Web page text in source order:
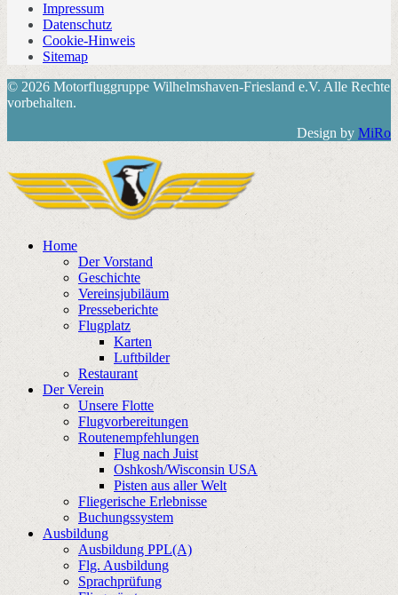
Impressum
Datenschutz
Cookie-Hinweis
Sitemap
© 2026 Motorfluggruppe Wilhelmshaven-Friesland e.V. Alle Rechte
vorbehalten.
Design by MiRo
Home
Der Vorstand
Geschichte
Vereinsjubiläum
Presseberichte
Flugplatz
Karten
Luftbilder
Restaurant
Der Verein
Unsere Flotte
Flugvorbereitungen
Routenempfehlungen
Flug nach Juist
Oshkosh/Wisconsin USA
Pisten aus aller Welt
Fliegerische Erlebnisse
Buchungssystem
Ausbildung
Ausbildung PPL(A)
Flg. Ausbildung
Sprachprüfung